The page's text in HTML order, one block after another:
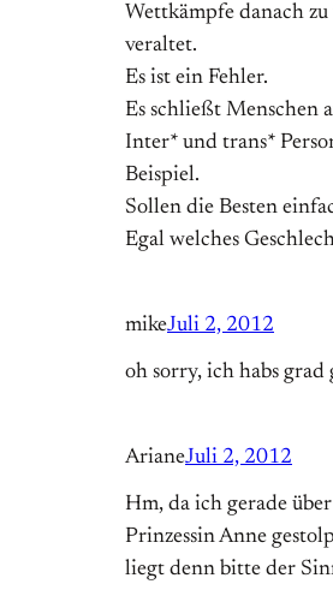
Wettkämpfe danach
veraltet.
Es ist ein Fehler.
Es schließt Menschen
Inter* und trans*
Beispiel.
Sollen die Besten
Egal welches
mikeJuli 2, 2012
oh sorry, ich habs grad
ArianeJuli 2, 2012
Hm, da ich gerade
Prinzessin Anne
liegt denn bitte der